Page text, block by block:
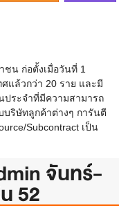
ชน ก่อตั้งเมื่อวันที่ 1
แล้วกว่า 20 ราย และมี
ประจำที่มีความสามารถ
บริษัทลูกค้าต่างๆ การันตี
Subcontract เป็น
จันทร์-
52